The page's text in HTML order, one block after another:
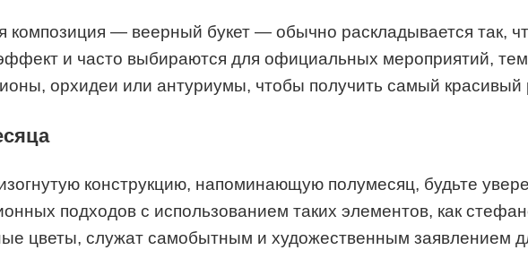
композиция — веерный букет — обычно раскладывается так,
и часто выбираются для официальных мероприятий,
орхидеи или антуриумы, чтобы получить самый красивый
конструкцию, напоминающую полумесяц, будьте
подходов с использованием таких элементов, как
цветы, служат самобытным и художественным заявлением